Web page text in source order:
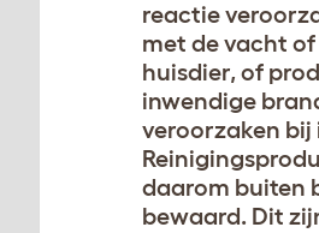
reactie
met de vacht
huisdier, of
inwendige
veroorzaken bij
daarom buiten
bewaard. Dit